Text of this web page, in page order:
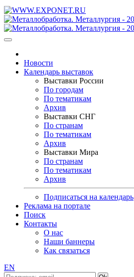
Новости
Календарь выставок
Выставки России
По городам
По тематикам
Архив
Выставки СНГ
По странам
По тематикам
Архив
Выставки Мира
По странам
По тематикам
Архив
Подписаться на календарь
Реклама на портале
Поиск
Контакты
О нас
Наши баннеры
Как связаться
EN